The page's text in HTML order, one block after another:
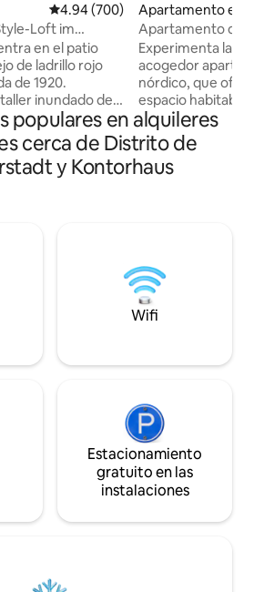
Calificación promedio: 4.94 de
4.94 (700)
Loft im
en el patio
de ladrillo rojo
de 1920.
inundado de
al detalle con
- una cocina
- un baño
acceso a todo el
huéspedes
kilómetros del
supermercados y
a poca
Schlump (U2)
del edificio, y los
Apartamento en
Mitte
Apartamento de
situado en el
Experimenta la
acogedor
nórdico, que
espacio
diseñado. El
dormitorio con
baño, una
comedor y una
de limpieza
adicional. Ropa
incluidas.
populares en alquileres
cerca de Distrito de
y Kontorhaus
Wifi
Estacionamiento
gratuito en las
instalaciones